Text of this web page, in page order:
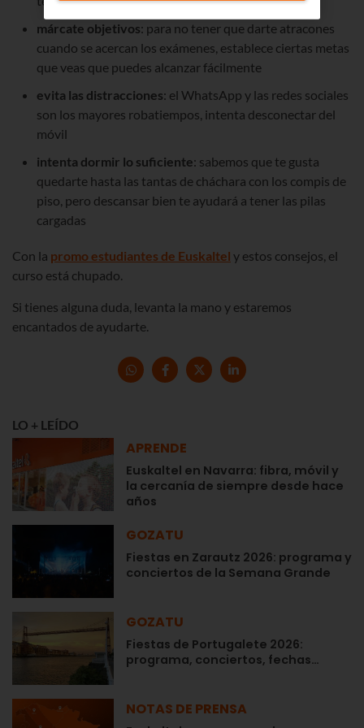
márcate objetivos: para no tener que darte atracones
cuando se acercan los exámenes, establece ciertas metas
que veas que puedes alcanzar fácilmente
evita las distracciones: el WhatsApp y las redes sociales
son los mayores robatiempos, intenta desconectar del
móvil
intenta dormir lo suficiente: sabemos que te gusta
quedarte hasta las tantas de cháchara con los compis de
piso, pero descansar bien te ayudará a tener las pilas
cargadas
Con la promo estudiantes de Euskaltel y estos consejos, el
curso está chupado.
Si tienes alguna duda, levanta la mano y estaremos
encantados de ayudarte.
LO + LEÍDO
APRENDE
Euskaltel en Navarra: fibra, móvil y
la cercanía de siempre desde hace
años
GOZATU
Fiestas en Zarautz 2026: programa y
conciertos de la Semana Grande
GOZATU
Fiestas de Portugalete 2026:
programa, conciertos, fechas…
NOTAS DE PRENSA